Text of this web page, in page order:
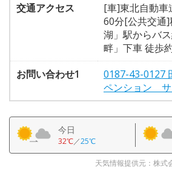
交通アクセス
[車]東北自動車
60分[公共交通]
湖」駅からバ
畔」下車 徒歩
お問い合わせ1
0187-43-0127
ペンション サ
今日
32℃／25℃
天気情報提供元：株式